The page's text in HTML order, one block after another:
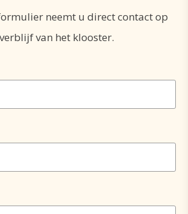
neemt u direct contact op
van het klooster.